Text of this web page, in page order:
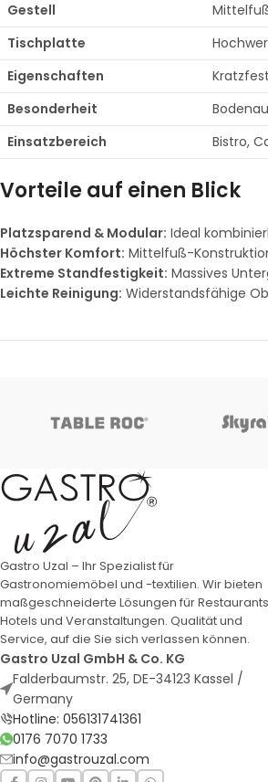
Gestell
Tischplatte
Eigenschaften
Besonderheit
Einsatzbereich
Bistro,
Vorteile auf einen Blick
Platzsparend & Modular: Ideal
Höchster Komfort: Mittelfuß-
Extreme Standfestigkeit: Massives
Leichte Reinigung: Widerstandsfähige
Gastro Uzal – Ihr Spezialist für
Gastronomiemöbel und -textilien. Wir bieten
maßgeschneiderte Lösungen für
Hotels und Veranstaltungen. Qualität und
Service, auf die Sie sich verlassen können.
Gastro Uzal GmbH & Co. KG
Falderbaumstr. 25, DE-34123 Kassel /
Germany
Hotline: 056131741361
0176 7070 1733
info@gastrouzal.com